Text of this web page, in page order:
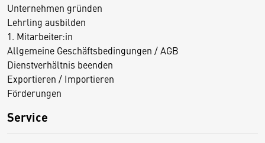
Unternehmen gründen
Lehrling ausbilden
1. Mitarbeiter:in
Allgemeine Geschäftsbedingungen / AGB
Dienstverhältnis beenden
Exportieren / Importieren
Förderungen
Service